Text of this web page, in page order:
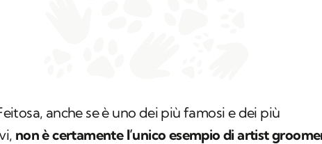
anche se è uno dei più famosi e dei più
non è certamente l’unico esempio di artist